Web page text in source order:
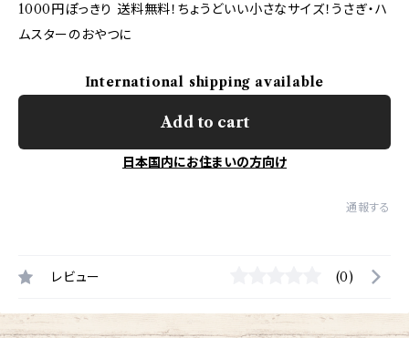
1000円ぽっきり 送料無料！ちょうどいい小さなサイズ！うさぎ・ハ
ムスターのおやつに
International shipping available
Add to cart
日本国内にお住まいの方向け
通報する
レビュー (0)